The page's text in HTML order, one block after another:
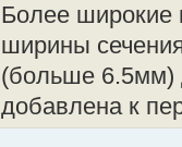
Более
ширины
(больше 6.5мм)
добавлена к